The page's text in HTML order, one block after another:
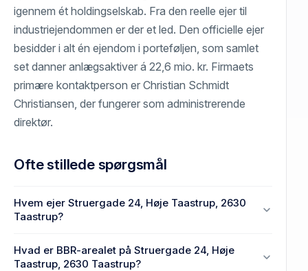
igennem ét holdingselskab. Fra den reelle ejer til
industriejendommen er der et led. Den officielle ejer
besidder i alt én ejendom i porteføljen, som samlet
set danner anlægsaktiver á 22,6 mio. kr. Firmaets
primære kontaktperson er Christian Schmidt
Christiansen, der fungerer som administrerende
direktør.
Ofte stillede spørgsmål
Hvem ejer Struergade 24, Høje Taastrup, 2630
Taastrup?
FORSIKRING GS ejer Struergade 24, Høje
Hvad er BBR-arealet på Struergade 24, Høje
Taastrup, 2630 Taastrup?